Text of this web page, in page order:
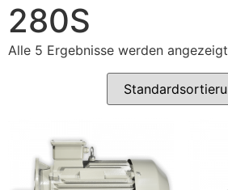
280S
Alle 5 Ergebnisse werden angezeigt